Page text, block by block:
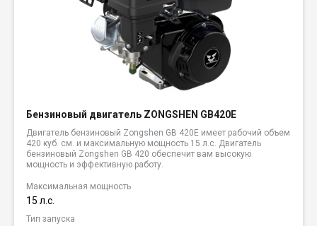
Бензиновый двигатель ZONGSHEN GB420E
Двигатель бензиновый Zongshen GB 420E имеет рабочий объем
420 куб. см. и максимальную мощность 15 л.с. Двигатель
бензиновый Zongshen GB 420 обеспечит вам высокую
мощность и эффективную работу.
Максимальная мощность
15 л.с.
Тип запуска